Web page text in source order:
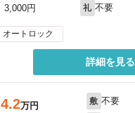
3,000円
礼 不要
オートロック
詳細を見る
4.2万円
敷 不要